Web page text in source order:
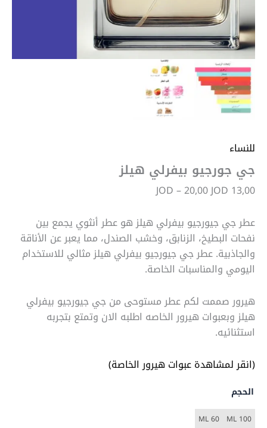
للنساء
جي جورجيو بيفرلي هيلز
13,00
JOD–20,00JOD
عطر جي جيورجيو بيفرلي هيلز هو عطر أنثوي يجمع بين
نفحات البطيخ، الزنابق، وخشب الصندل، مما يعبر عن الأناقة
والجاذبية. عطر جي جيورجيو بيفرلي هيلز مثالي للاستخدام
اليومي والمناسبات الخاصة.
هيرور صممت لكم عطر مستوحى من جي جيورجيو بيفرلي
هيلز وبعبوات هيرور الخاصه اطلبه الان وتمتع بتجربه
استثنائيه.
(انقر لمشاهدة عبوات هيرور الخاصة)
الحجم
100 ML
60 ML